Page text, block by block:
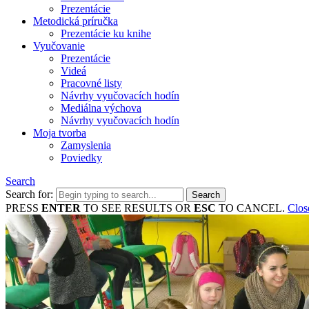
Prezentácie
Metodická príručka
Prezentácie ku knihe
Vyučovanie
Prezentácie
Videá
Pracovné listy
Návrhy vyučovacích hodín
Mediálna výchova
Návrhy vyučovacích hodín
Moja tvorba
Zamyslenia
Poviedky
Search
Search for:
PRESS ENTER TO SEE RESULTS OR ESC TO CANCEL.